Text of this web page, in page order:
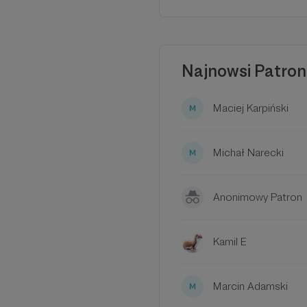
można zwrócić się o
Masz 2048 znaków.
Możesz ukryć
Możesz edytować w
Najnowsi
Maciej Karpiński
Michał Narecki
Anonimowy Patron
Kamil E
Marcin Adamski